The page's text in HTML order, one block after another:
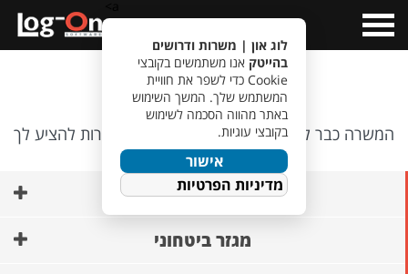
Menu
אופס…
המשרה כבר לא קיימת, אבל יש לנו משרות אחרות להציע לך
🙂
AI ופיתוח מודלים
מגזר ביטחוני
לוג און | משרות ודרושים
בהייטק אנו משתמשים בקובצי
Cookie כדי לשפר את חוויית
המשתמש שלך. המשך השימוש
באתר מהווה הסכמה לשימוש
בקובצי עוגיות.
אישור
מדיניות הפרטיות